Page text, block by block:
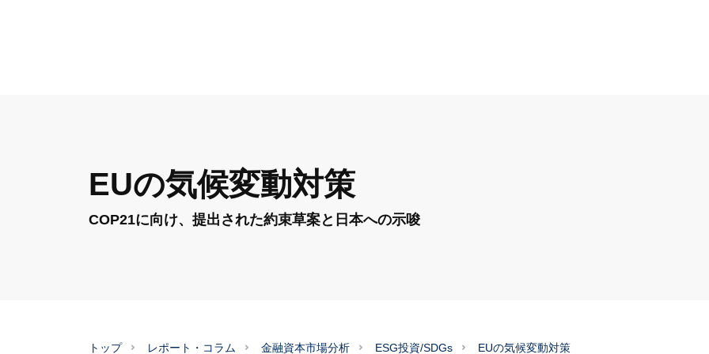
EUの気候変動対策
COP21に向け、提出された約束草案と日本への示唆
トップ レポート・コラム 金融資本市場分析 ESG投資/SDGs EUの気候変動対策